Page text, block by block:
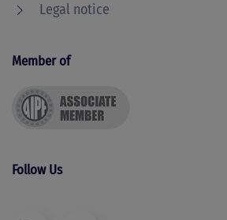
Legal notice
Member of
Follow Us